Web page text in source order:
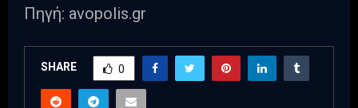
Πηγή: avopolis.gr
SHARE 0